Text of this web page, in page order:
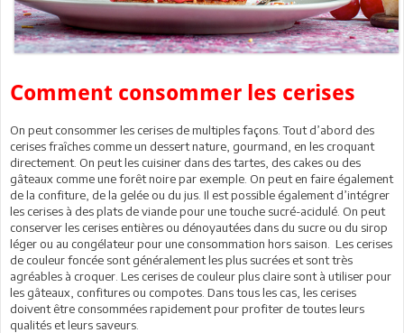
Comment consommer les cerises
On peut consommer les cerises de multiples façons. Tout d’abord des
cerises fraîches comme un dessert nature, gourmand, en les croquant
directement. On peut les cuisiner dans des tartes, des cakes ou des
gâteaux comme une forêt noire par exemple. On peut en faire également
de la confiture, de la gelée ou du jus. Il est possible également d’intégrer
les cerises à des plats de viande pour une touche sucré-acidulé. On peut
conserver les cerises entières ou dénoyautées dans du sucre ou du sirop
léger ou au congélateur pour une consommation hors saison. Les cerises
de couleur foncée sont généralement les plus sucrées et sont très
agréables à croquer. Les cerises de couleur plus claire sont à utiliser pour
les gâteaux, confitures ou compotes. Dans tous les cas, les cerises
doivent être consommées rapidement pour profiter de toutes leurs
qualités et leurs saveurs.